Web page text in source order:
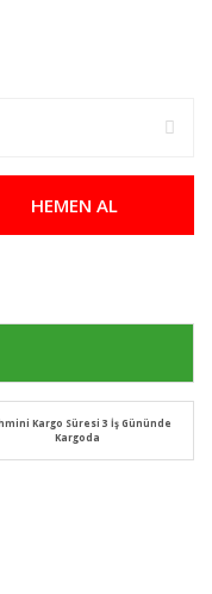
HEMEN AL
Kargo Süresi 3 İş Gününde
Kargoda